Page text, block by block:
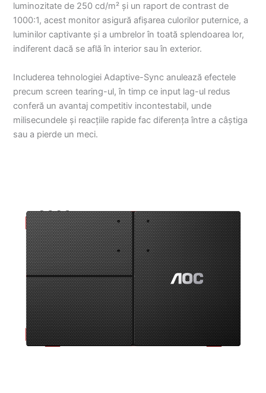
luminozitate de 250 cd/m² și un raport de contrast de
1000:1, acest monitor asigură afișarea culorilor puternice, a
luminilor captivante și a umbrelor în toată splendoarea lor,
indiferent dacă se află în interior sau în exterior.
Includerea tehnologiei Adaptive-Sync anulează efectele
precum screen tearing-ul, în timp ce input lag-ul redus
conferă un avantaj competitiv incontestabil, unde
milisecundele și reacțiile rapide fac diferența între a câștiga
sau a pierde un meci.